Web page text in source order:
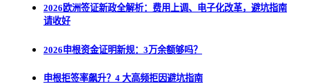
2026欧洲签证新政全解析：费用上调、电子化改革，避坑指南
请收好
2026申根资金证明新规：3万余额够吗？
申根拒签率飙升？4 大高频拒因避坑指南